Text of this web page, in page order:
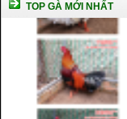
TOP GÀ MỚI NHẤT